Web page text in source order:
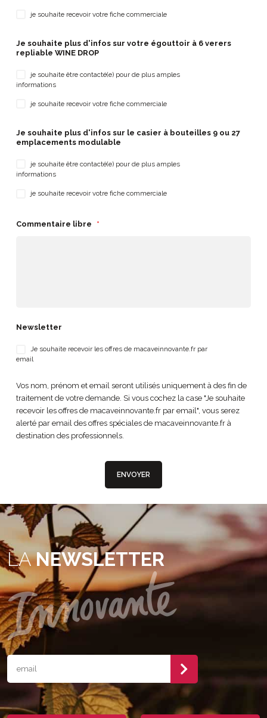
je souhaite recevoir votre fiche commerciale
Je souhaite plus d'infos sur votre égouttoir à 6 verers
repliable WINE DROP
je souhaite être contacté(e) pour de plus amples
informations
je souhaite recevoir votre fiche commerciale
Je souhaite plus d'infos sur le casier à bouteilles 9 ou 27
emplacements modulable
je souhaite être contacté(e) pour de plus amples
informations
je souhaite recevoir votre fiche commerciale
Commentaire libre *
Newsletter
Je souhaite recevoir les offres de macaveinnovante.fr par
email
Vos nom, prénom et email seront utilisés uniquement à des fin de
traitement de votre demande. Si vous cochez la case "Je souhaite
recevoir les offres de macaveinnovante.fr par email", vous serez
alerté par email des offres spéciales de macaveinnovante.fr à
destination des professionnels.
ENVOYER
LANEWSLETTER